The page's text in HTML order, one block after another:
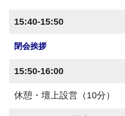
15:40-15:50
閉会挨拶
15:50-16:00
休憩・壇上設営（10分）